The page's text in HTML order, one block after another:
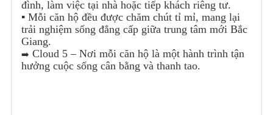
đình, làm việc tại nhà hoặc tiếp khách riêng tư.
▪️Mỗi căn hộ đều được chăm chút tỉ mỉ, mang lại
trải nghiệm sống đẳng cấp giữa trung tâm mới Bắc
Giang.
➡️ Cloud 5 – Nơi mỗi căn hộ là một hành trình tận
hưởng cuộc sống cân bằng và thanh tao.